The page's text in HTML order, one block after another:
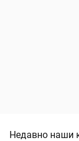
Недавно наши